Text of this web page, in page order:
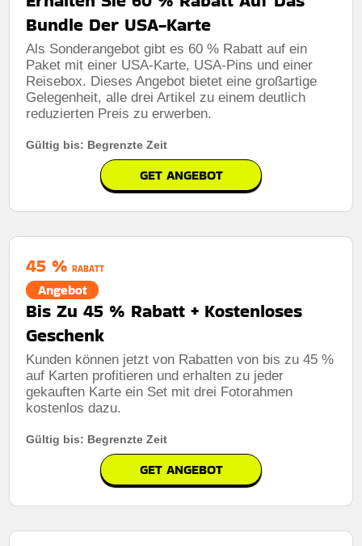
Rabatt: 10% rabatt auf weltkarten
Mindestkaufbetrag:Keine mindestausgaben
Berechtigung:F�r alle kunden
Art des Angebots:Zeitlich begrenztes angebot
auf der website des h�ndlers
Bundle Der USA-Karte
Als Sonderangebot gibt es 60 % Rabatt auf ein
Paket mit einer USA-Karte, USA-Pins und einer
Reisebox. Dieses Angebot bietet eine großartige
Gelegenheit, alle drei Artikel zu einem deutlich
reduzierten Preis zu erwerben.
Gültig bis: Begrenzte Zeit
GET ANGEBOT
45 % RABATT
Angebot
Bis Zu 45 % Rabatt + Kostenloses
Geschenk
Kunden können jetzt von Rabatten von bis zu 45 %
auf Karten profitieren und erhalten zu jeder
gekauften Karte ein Set mit drei Fotorahmen
kostenlos dazu.
Gültig bis: Begrenzte Zeit
GET ANGEBOT